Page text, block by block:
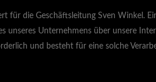
für die Geschäftsleitung Sven Winkel.
unseres Unternehmens über unsere
und besteht für eine solche